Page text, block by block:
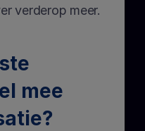
verderop meer.
mee